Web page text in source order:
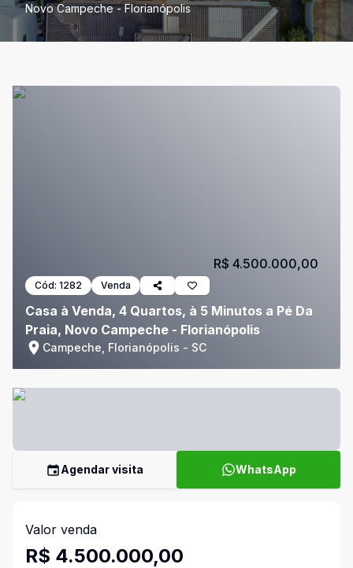
Novo Campeche - Florianópolis
Cód: 1282 Venda
Casa à Venda, 4 Quartos, à 5 Minutos a Pé Da
Praia, Novo Campeche - Florianópolis
Campeche, Florianópolis - SC
R$ 4.500.000,00
Agendar visita WhatsApp
Valor venda
R$ 4.500.000,00